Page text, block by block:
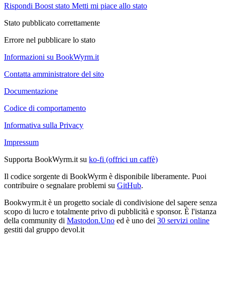
Rispondi Boost stato Metti mi piace allo stato
Stato pubblicato correttamente
Errore nel pubblicare lo stato
Informazioni su BookWyrm.it
Contatta amministratore del sito
Documentazione
Codice di comportamento
Informativa sulla Privacy
Impressum
Supporta BookWyrm.it su ko-fi (offrici un caffè)
Il codice sorgente di BookWyrm è disponibile liberamente. Puoi
contribuire o segnalare problemi su GitHub.
Bookwyrm.it è un progetto sociale di condivisione del sapere senza
scopo di lucro e totalmente privo di pubblicità e sponsor. È l'istanza
della community di Mastodon.Uno ed è uno dei 30 servizi online
gestiti dal gruppo devol.it